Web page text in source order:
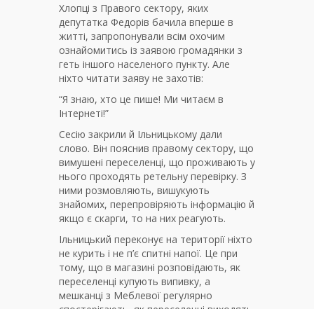
Хлопці з Правого сектору, яких
депутатка Федорів бачила вперше в
житті, запропонували всім охочим
ознайомитись із заявою громадянки з
геть іншого населеного пункту. Але
ніхто читати заяву не захотів:
“Я знаю, хто це пише! Ми читаєм в
Інтернеті!”
Сесію закрили й Ільницькому дали
слово. Він пояснив правому сектору, що
вимушені переселенці, що проживають у
нього проходять ретельну перевірку. З
ними розмовляють, вишукують
знайомих, перепровіряють інформацію й
якщо є скарги, то на них реагують.
Ільницький переконує на території ніхто
не курить і не п’є спитні напої. Це при
тому, що в магазині розповідають, як
переселенці купують випивку, а
мешканці з Меблевої регулярно